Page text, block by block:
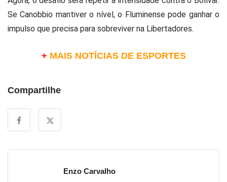
Se Canobbio mantiver o nível, o Fluminense pode ganhar o
impulso que precisa para sobreviver na Libertadores.
+ MAIS NOTÍCIAS DE ESPORTES
Compartilhe
Enzo Carvalho